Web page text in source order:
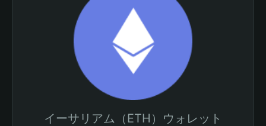
イーサリアム（ETH）ウォレット